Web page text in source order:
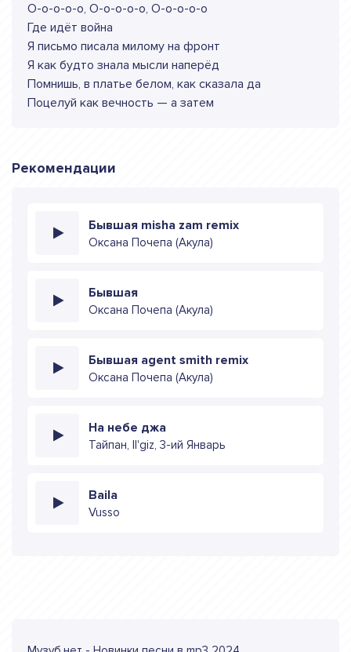
О-о-о-о-о, О-о-о-о-о, О-о-о-о-о
Где идёт война
Я письмо писала милому на фронт
Я как будто знала мысли наперёд
Помнишь, в платье белом, как сказала да
Поцелуй как вечность — а затем
Рекомендации
Бывшая misha zam remix
Оксана Почепа (Акула)
Бывшая
Оксана Почепа (Акула)
Бывшая agent smith remix
Оксана Почепа (Акула)
На небе джа
Тайпан, Il'giz, 3-ий Январь
Baila
Vusso